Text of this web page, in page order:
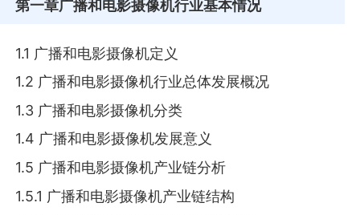
第一章广播和电影摄像机行业基本情况
1.1 广播和电影摄像机定义
1.2 广播和电影摄像机行业总体发展概况
1.3 广播和电影摄像机分类
1.4 广播和电影摄像机发展意义
1.5 广播和电影摄像机产业链分析
1.5.1 广播和电影摄像机产业链结构